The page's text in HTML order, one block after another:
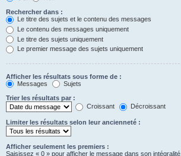
Rechercher dans :
Le titre des sujets et le contenu des messages
Le contenu des messages uniquement
Le titre des sujets uniquement
Le premier message des sujets uniquement
Afficher les résultats sous forme de :
Messages
Sujets
Trier les résultats par :
Croissant
Décroissant
Limiter les résultats selon leur ancienneté :
Afficher seulement les premiers :
Saisissez « 0 » pour afficher le message dans son intégralité.